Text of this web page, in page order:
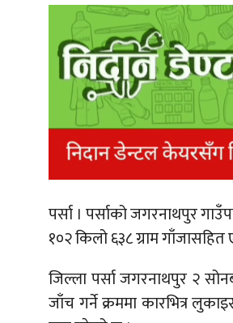
पर्सा । पर्साको जगरनाथपुर
१०२ किलो ६३८ ग्राम
जिल्ला पर्सा जगरनाथपुर २
जाँच गर्ने क्रममा कारभित्र